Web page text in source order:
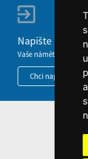
Napište nám
Vaše náměty,
Chci napsat MKČR